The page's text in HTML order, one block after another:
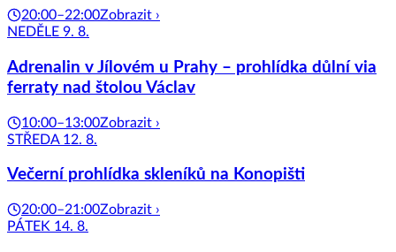
20:00–22:00Zobrazit ›
NEDĚLE 9. 8.
Adrenalin v Jílovém u Prahy – prohlídka důlní via
ferraty nad štolou Václav
10:00–13:00Zobrazit ›
STŘEDA 12. 8.
Večerní prohlídka skleníků na Konopišti
20:00–21:00Zobrazit ›
PÁTEK 14. 8.